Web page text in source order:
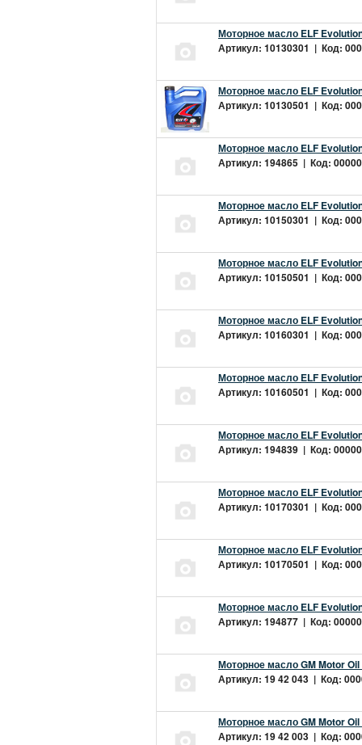
Моторное масло ELF
Артикул: 10130301 | Код:
Моторное масло ELF
Артикул: 10130501 | Код:
Моторное масло ELF
Артикул: 194865 | Код:
Моторное масло ELF
Артикул: 10150301 | Код:
Моторное масло ELF
Артикул: 10150501 | Код:
Моторное масло ELF
Артикул: 10160301 | Код:
Моторное масло ELF
Артикул: 10160501 | Код:
Моторное масло ELF
Артикул: 194839 | Код:
Моторное масло ELF
Артикул: 10170301 | Код:
Моторное масло ELF
Артикул: 10170501 | Код:
Моторное масло ELF
Артикул: 194877 | Код:
Моторное масло GM Motor Oil
Артикул: 19 42 043 | Код:
Моторное масло GM Motor
Артикул: 19 42 003 | Код: